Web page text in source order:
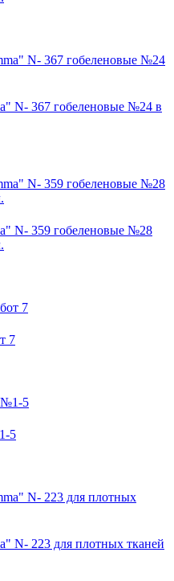
N- 367 гобеленовые №24 в
N- 359 гобеленовые №28
7
5
N- 223 для плотных тканей